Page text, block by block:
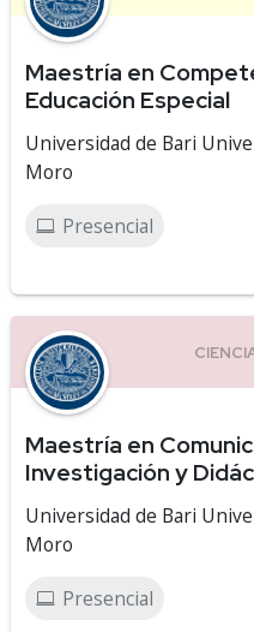
Maestría en
Educación Especial
Universidad de Bari
Moro
Presencial
Maestría en
Investigación y
Universidad de Bari
Moro
Presencial